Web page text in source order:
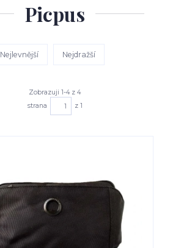
Picpus
Nejlevnější Nejdražší
Zobrazuji 1-4 z 4
strana
z 1